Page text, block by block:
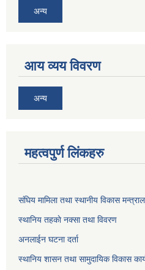
अन्य
आय व्यय विवरण
अन्य
महत्वपुर्ण लिंकहरु
संघिय मामिला तथा स्थानीय विकास
स्थानिय तहकाे नक्सा तथा विवरण
अनलाईन घटना दर्ता
स्थानिय शासन तथा सामुदायिक विकास